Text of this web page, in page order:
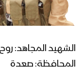
الشهيد المجاهد:
المحافظة: صعدة